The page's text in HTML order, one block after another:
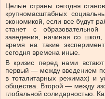
Целые страны сегодня
крупномасштабных
экономикой, если все будут
станет с
заведения, начиная со
время на такие
сегодня времена иные.
В кризис перед нами
первый — между введением
в тоталитарных режимах) и
общества. Второй — между
глобальной солидарностью.